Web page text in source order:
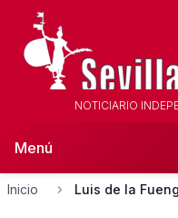
NOTICIARIO
Menú
Inicio Luis de la